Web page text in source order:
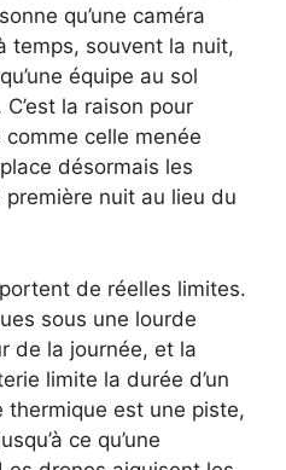
qu’une caméra
temps, souvent la nuit,
équipe au sol
la raison pour
celle menée
désormais les
nuit au lieu du
de réelles limites.
sous une lourde
de la journée, et la
limite la durée d’un
thermique est une piste,
ce qu’une